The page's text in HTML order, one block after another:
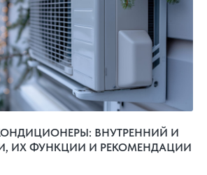
ВНУТРЕННИЙ И
ИХ ФУНКЦИИ И РЕКОМЕНДАЦИИ